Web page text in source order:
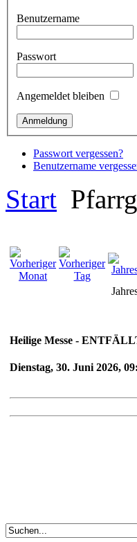
Benutzername
Passwort
Angemeldet bleiben
Passwort vergessen?
Benutzername
Start
Heilige Messe -
Dienstag, 30. Juni 2026,